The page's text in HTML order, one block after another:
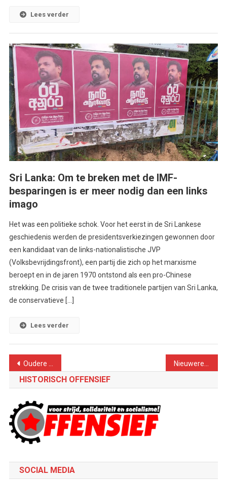
Lees verder
Sri Lanka: Om te breken met de IMF-
besparingen is er meer nodig dan een links
imago
Het was een politieke schok. Voor het eerst in de Sri Lankese
geschiedenis werden de presidentsverkiezingen gewonnen door
een kandidaat van de links-nationalistische JVP
(Volksbevrijdingsfront), een partij die zich op het marxisme
beroept en in de jaren 1970 ontstond als een pro-Chinese
strekking. De crisis van de twee traditionele partijen van Sri Lanka,
de conservatieve […]
Lees verder
Berichtennavigatie
Oudere berichten
HISTORISCH OFFENSIEF
SOCIAL MEDIA